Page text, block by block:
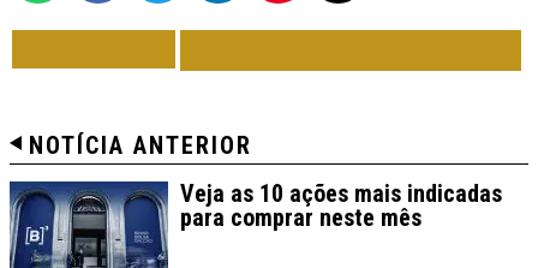
NOTÍCIA ANTERIOR
Veja as 10 ações mais indicadas
para comprar neste mês